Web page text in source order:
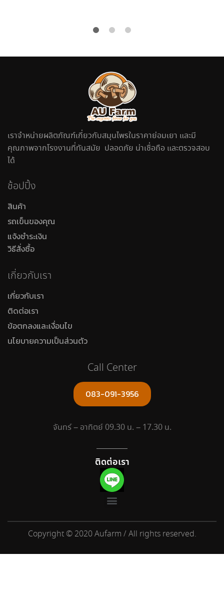
เราจำหน่ายผลิตภัณฑ์เกี่ยวกับสมุนไพรในราคาย่อมเยา และมี
คุณภาพจากโรงงานที่ทันสมัย ปลอดภัย น่าเชื่อถือ และตรวจสอบ
ได้
ช้อปปิ้ง
สินค้า
รถเข็นของคุณ
แจ้งชำระเงิน
วิธีสั่งซื้อ
เกี่ยวกับเรา
เกี่ยวกับเรา
ติดต่อเรา
ข้อตกลงและเงื่อนไข
นโยบายความเป็นส่วนตัว
Call Center
083-091-3956
จันทร์ – อาทิตย์ 09.30 น. – 17.30 น.
ติดต่อเรา
Copyright © 2020 Aufarm / All rights reserved.